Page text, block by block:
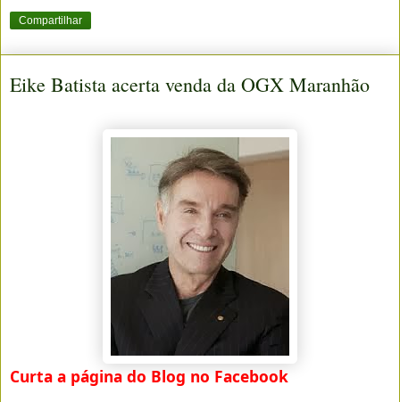
Compartilhar
Eike Batista acerta venda da OGX Maranhão
Curta a página do Blog no Facebook